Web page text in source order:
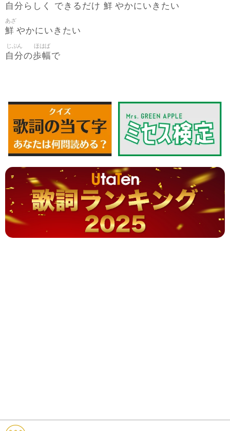
自分 らしく できるだけ 鮮 やかにいきたい
鮮
あざ
やかにいきたい
自分
じぶん
の歩幅
ほはば
で